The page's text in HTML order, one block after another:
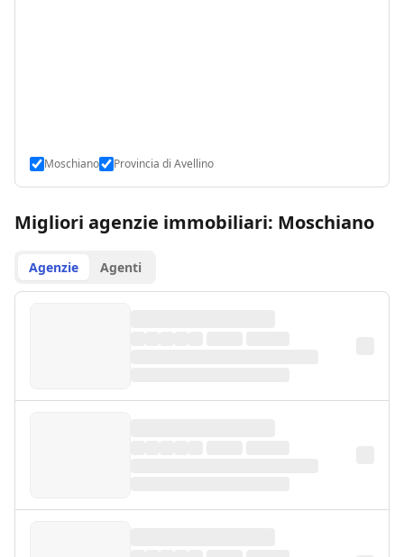
Moschiano Provincia di Avellino
Migliori agenzie immobiliari: Moschiano
Agenzie Agenti